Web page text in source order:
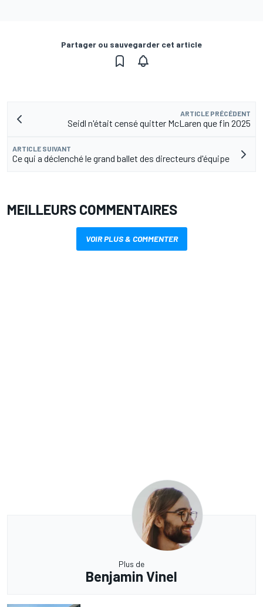
Partager ou sauvegarder cet article
ARTICLE PRÉCÉDENT
Seidl n'était censé quitter McLaren que fin 2025
ARTICLE SUIVANT
Ce qui a déclenché le grand ballet des directeurs d'équipe
MEILLEURS COMMENTAIRES
VOIR PLUS & COMMENTER
Plus de
Benjamin Vinel